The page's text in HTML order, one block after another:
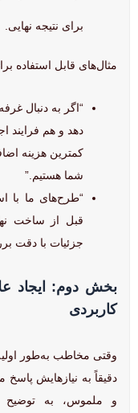
برای نتیجه نهایی.
مثال‌های قابل استفاده
“اگر به دنبال
دهد و هم فرایند
کمترین هزینه
شما هستیم.”
“طرح‌های ما با
قبل از ساخت
جزئیات با دقت
بخش دوم: ایجاد
کاربردی
وقتی مخاطب به‌طور
دقیقاً به نیازهایش
و ملموس، به توضیح